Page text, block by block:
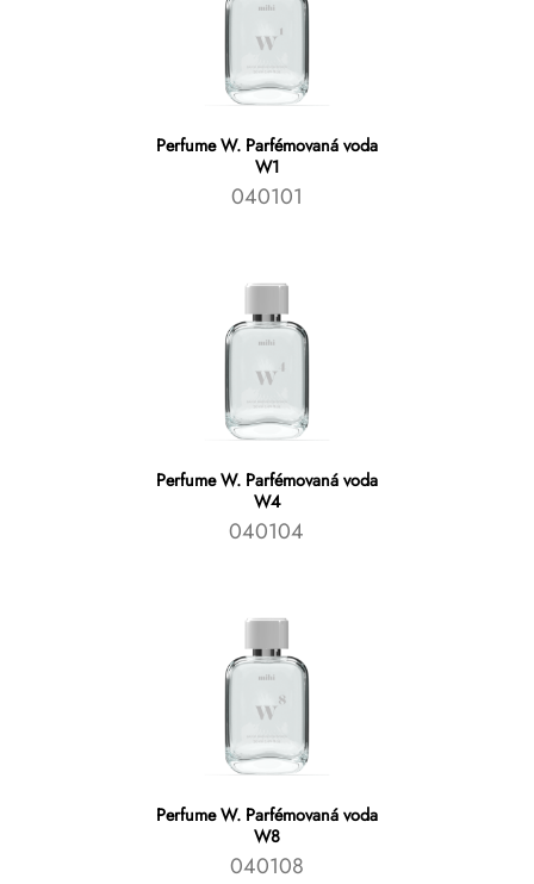
Perfume W. Parfémovaná voda
W1
040101
Perfume W. Parfémovaná voda
W4
040104
Perfume W. Parfémovaná voda
W8
040108